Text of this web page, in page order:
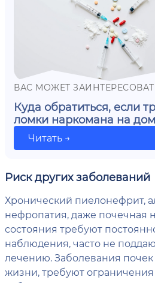
ВАС МОЖЕТ
Куда обратиться, если
ломки наркомана на
Читать →
Риск других заболеваний
Хронический пиелонефрит,
нефропатия, даже почечная
состояния требуют
наблюдения, часто не
лечению. Заболевания
жизни, требуют